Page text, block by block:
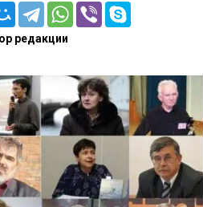
редакции